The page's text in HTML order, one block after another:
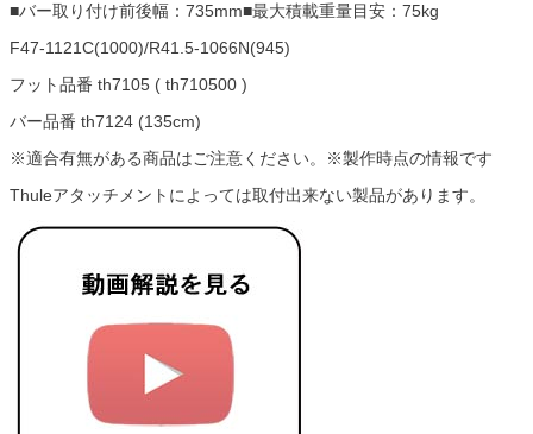
■バー取り付け前後幅：735mm■最大積載重量目安：75kg
F47-1121C(1000)/R41.5-1066N(945)
フット品番 th7105 ( th710500 )
バー品番 th7124 (135cm)
※適合有無がある商品はご注意ください。※製作時点の情報です
Thuleアタッチメントによっては取付出来ない製品があります。